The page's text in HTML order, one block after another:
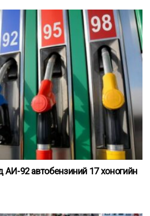
92 автобензиний 17 хоногийн